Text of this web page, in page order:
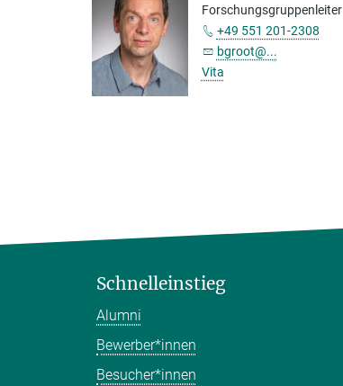
Forschungsgruppenleiter
+49 551 201-2308
bgroot@...
Vita
Schnelleinstieg
Alumni
Bewerber*innen
Besucher*innen